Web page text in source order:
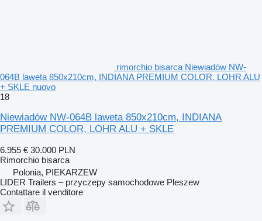
rimorchio bisarca Niewiadów NW-
064B laweta 850x210cm, INDIANA PREMIUM COLOR, LOHR ALU
+ SKLE nuovo
18
Niewiadów NW-064B laweta 850x210cm, INDIANA
PREMIUM COLOR, LOHR ALU + SKLE
6.955 € 30.000 PLN
Rimorchio bisarca
Polonia, PIEKARZEW
LIDER Trailers – przyczepy samochodowe Pleszew
Contattare il venditore